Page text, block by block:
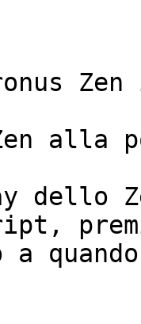
Zen
alla
dello